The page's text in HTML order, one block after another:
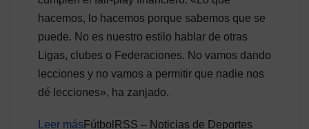
hacemos, lo hacemos porque sabemos que se
puede. No es nuestro estilo hablar de otras
Ligas, clubes o Federaciones. No vamos dando
lecciones y no vamos a permitir que nadie nos
dé lecciones», ha zanjado.
Leer másFútbolRSS – Noticias de Deportes